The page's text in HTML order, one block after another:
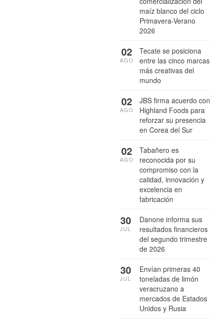
maíz blanco del ciclo
Primavera-Verano
2026
Tecate se posiciona
entre las cinco marcas
más creativas del
mundo
02
AGO
JBS firma acuerdo con
Highland Foods para
reforzar su presencia
en Corea del Sur
02
AGO
Tabañero es
reconocida por su
compromiso con la
calidad, innovación y
excelencia en
fabricación
02
AGO
Danone informa sus
resultados financieros
del segundo trimestre
de 2026
30
JUL
Envían primeras 40
toneladas de limón
veracruzano a
mercados de Estados
Unidos y Rusia
30
JUL